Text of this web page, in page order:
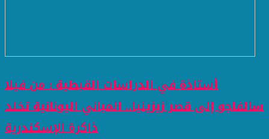
أستاذة في الدراسات القبطية : من فيلا
سالفاجو إلى قصر زيزينيا.. المباني اليونانية تخلد
ذاكرة الإسكندرية